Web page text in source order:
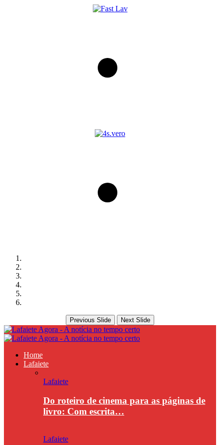
Previous Slide Next Slide
Home
Lafaiete
Lafaiete
Do roteiro de cinema para as páginas de
livro: Com escrita…
Lafaiete